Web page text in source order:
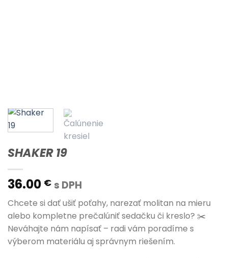
SHAKER 19
36.00 € s DPH
Chcete si dať ušiť poťahy, narezať molitan na mieru
alebo kompletne prečalúniť sedačku či kreslo? ✂️
Neváhajte nám napísať – radi vám poradíme s
výberom materiálu aj správnym riešením.